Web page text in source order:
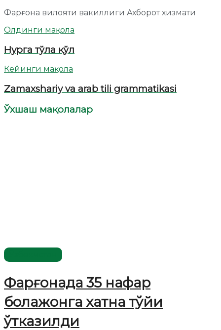
Фарғона вилояти вакиллиги Ахборот хизмати
Олдинги мақола
Нурга тўла қўл
Кейинги мақола
Zamaxshariy va arab tili grammatikasi
Ўхшаш мақолалар
Фарғонада 35 нафар
болажонга хатна тўйи
ўтказилди